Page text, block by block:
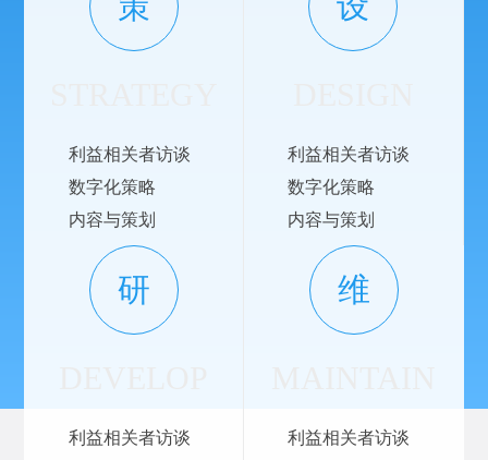
利益相关者访谈
数字化策略
内容与策划
利益相关者访谈
数字化策略
内容与策划
研
利益相关者访谈
维
利益相关者访谈